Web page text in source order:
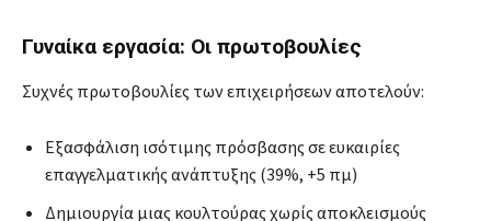
Γυναίκα εργασία: Οι πρωτοβουλίες
Συχνές πρωτοβουλίες των επιχειρήσεων αποτελούν:
Εξασφάλιση ισότιμης πρόσβασης σε ευκαιρίες
επαγγελματικής ανάπτυξης (39%, +5 πμ)
Δημιουργία μιας κουλτούρας χωρίς αποκλεισμούς